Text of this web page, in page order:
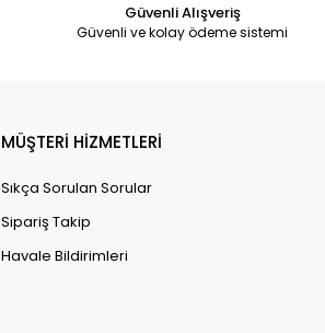
Güvenli Alışveriş
Güvenli ve kolay ödeme sistemi
MÜŞTERİ HİZMETLERİ
Sıkça Sorulan Sorular
Sipariş Takip
Havale Bildirimleri